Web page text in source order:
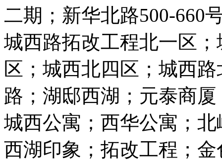
二期；新华北路500-660
城西路拓改工程北一区
区；城西北四区；城西
路；湖邸西湖；元泰商
城西公寓；西华公寓；
西湖印象；拓改工程；